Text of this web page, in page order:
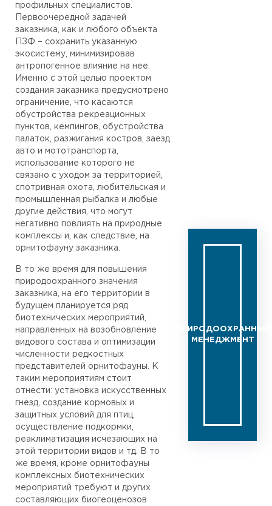
ПРИРОДООХРАННЫЙ
МЕНЕДЖМЕНТ
профильных специалистов.
Первоочередной задачей
заказника, как и любого объекта
ПЗФ – сохранить указанную
экосистему, минимизировав
антропогенное влияние на нее.
Именно с этой целью проектом
создания заказника предусмотрено
ограничение, что касаются
обустройства рекреационных
пунктов, кемпингов, обустройства
палаток, разжигания костров, заезд
авто и мототранспорта,
использование которого не
связано с уходом за территорией,
спотривная охота, любительская и
промышленная рыбалка и любые
другие действия, что могут
негативно повлиять на природные
комплексы и, как следствие, на
орнитофауну заказника.
В то же время для повышения
природоохранного значения
заказника, на его территории в
будущем планируется ряд
биотехнических мероприятий,
направленных на возобновление
видового состава и оптимизации
численности редкостных
представителей орнитофауны. К
таким мероприятиям стоит
отнести: установка искусственных
гнёзд, создание кормовых и
защитных условий для птиц,
осуществление подкормки,
реаклиматизация исчезающих на
этой территории видов и тд. В то
же время, кроме орнитофауны
комплексных биотехнических
мероприятий требуют и других
составляющих биогеоценозов